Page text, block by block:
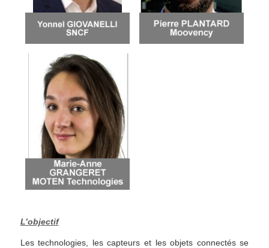
L’objectif
Les technologies, les capteurs et les objets connectés se